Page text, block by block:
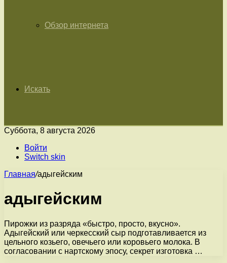
Обзор интернета
Искать
Суббота, 8 августа 2026
Войти
Switch skin
Главная/адыгейским
адыгейским
Пирожки из разряда «быстро, просто, вкусно».
Адыгейский или черкесский сыр подготавливается из
цельного козьего, овечьего или коровьего молока. В
согласовании с нартскому эпосу, секрет изготовка …